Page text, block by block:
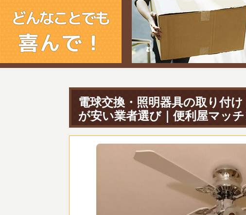
電球交換・照明器具の取り付
が安い業者選び｜便利屋マッ